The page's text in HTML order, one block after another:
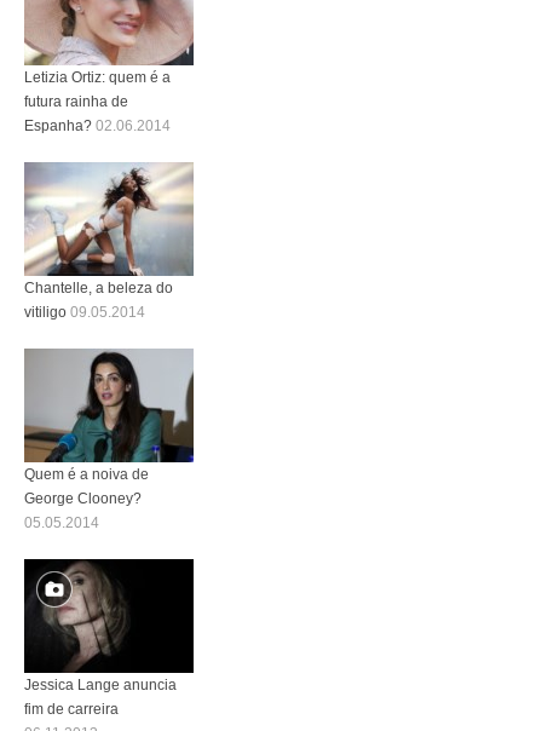
Letizia Ortiz: quem é a
futura rainha de
Espanha? 02.06.2014
Chantelle, a beleza do
vitiligo 09.05.2014
Quem é a noiva de
George Clooney?
05.05.2014
Jessica Lange anuncia
fim de carreira